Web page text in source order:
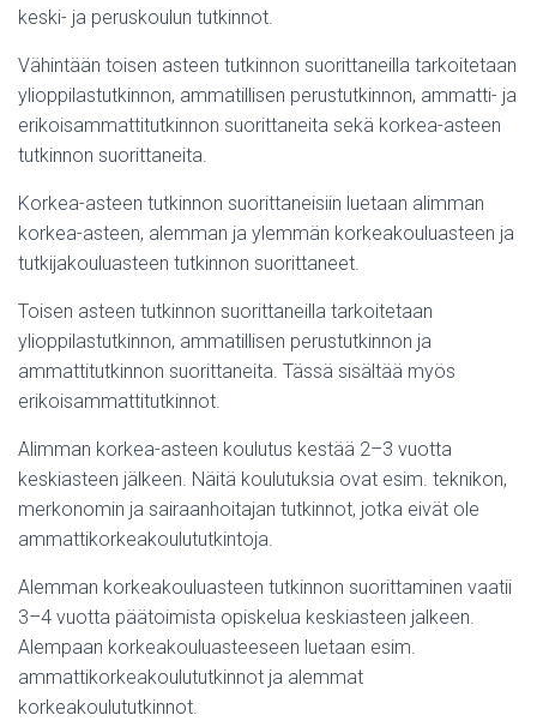
keski- ja peruskoulun tutkinnot.
Vähintään toisen asteen tutkinnon suorittaneilla tarkoitetaan
ylioppilastutkinnon, ammatillisen perustutkinnon, ammatti- ja
erikoisammattitutkinnon suorittaneita sekä korkea-asteen
tutkinnon suorittaneita.
Korkea-asteen tutkinnon suorittaneisiin luetaan alimman
korkea-asteen, alemman ja ylemmän korkeakouluasteen ja
tutkijakouluasteen tutkinnon suorittaneet.
Toisen asteen tutkinnon suorittaneilla tarkoitetaan
ylioppilastutkinnon, ammatillisen perustutkinnon ja
ammattitutkinnon suorittaneita. Tässä sisältää myös
erikoisammattitutkinnot.
Alimman korkea-asteen koulutus kestää 2–3 vuotta
keskiasteen jälkeen. Näitä koulutuksia ovat esim. teknikon,
merkonomin ja sairaanhoitajan tutkinnot, jotka eivät ole
ammattikorkeakoulututkintoja.
Alemman korkeakouluasteen tutkinnon suorittaminen vaatii
3–4 vuotta päätoimista opiskelua keskiasteen jalkeen.
Alempaan korkeakouluasteeseen luetaan esim.
ammattikorkeakoulututkinnot ja alemmat
korkeakoulututkinnot.